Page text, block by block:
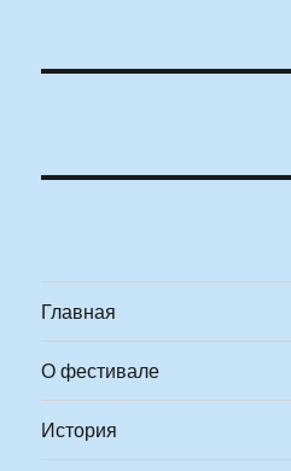
Главная
О фестивале
История